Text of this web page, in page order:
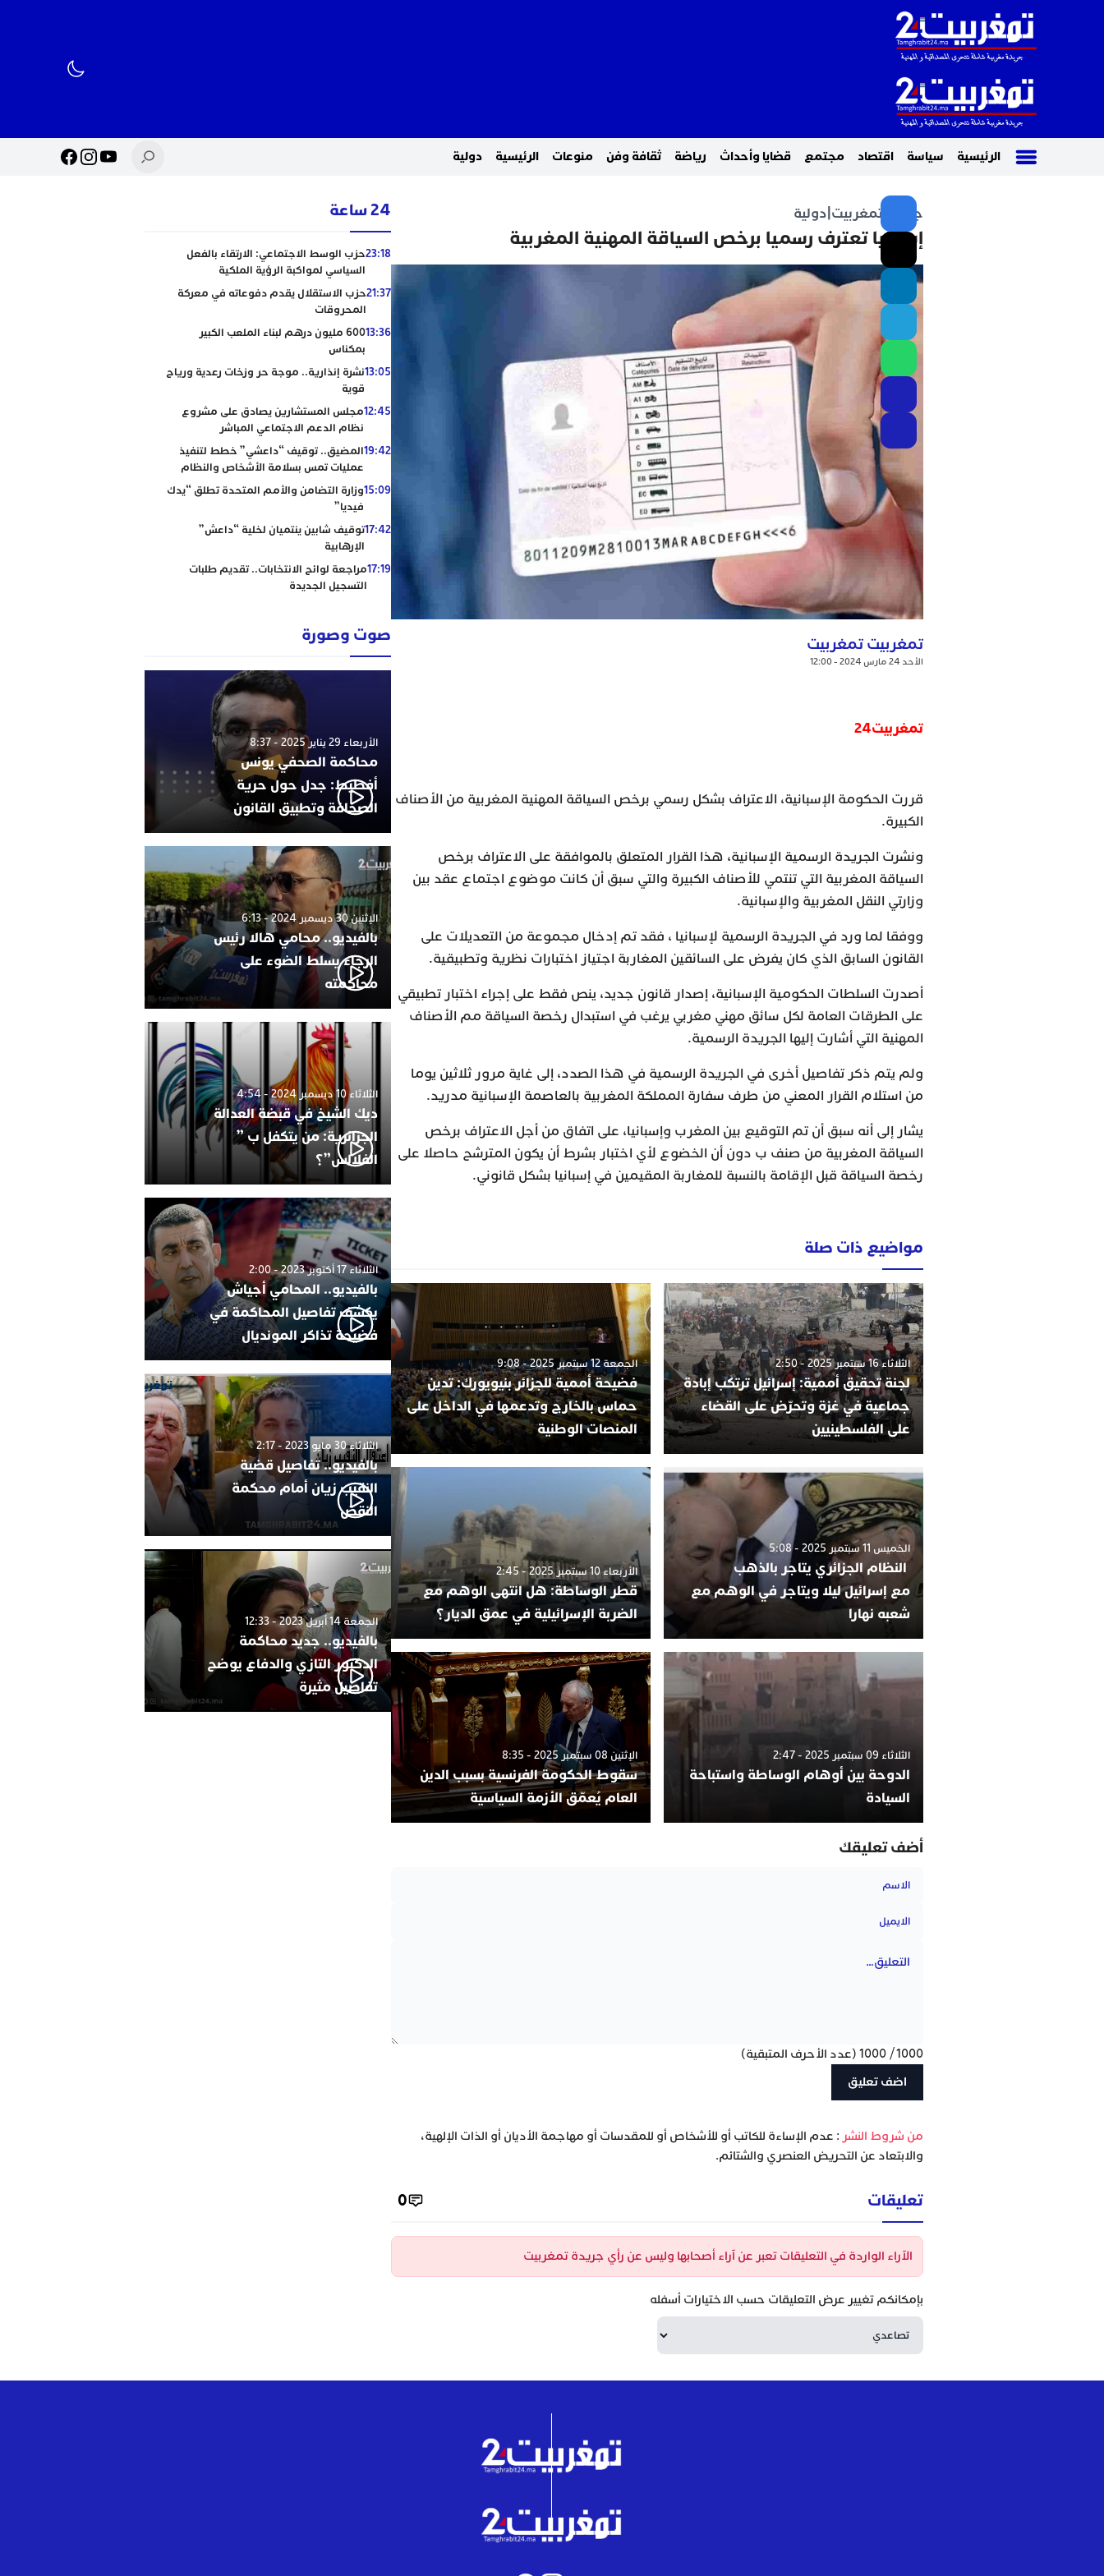
الرئيسية سياسة اقتصاد مجتمع قضايا وأحداث رياضة ثقافة وفن منوعات الرئيسية دولية
جريدة تمغربيت دولية
إسبانيا تعترف رسميا برخص السياقة المهنية المغربية
تمغربيت تمغربيت
الأحد 24 مارس 2024 - 12:00
تمغربيت24
قررت الحكومة الإسبانية، الاعتراف بشكل رسمي برخص السياقة المهنية المغربية من الأصناف
الكبيرة.
ونشرت الجريدة الرسمية الإسبانية، هذا القرار المتعلق بالموافقة على الاعتراف برخص
السياقة المغربية التي تنتمي للأصناف الكبيرة والتي سبق أن كانت موضوع اجتماع عقد بين
وزارتي النقل المغربية والإسبانية.
ووفقا لما ورد في الجريدة الرسمية لإسبانيا ، فقد تم إدخال مجموعة من التعديلات على
القانون السابق الذي كان يفرض على السائقين المغاربة اجتياز اختبارات نظرية وتطبيقية.
أصدرت السلطات الحكومية الإسبانية، إصدار قانون جديد، ينص فقط على إجراء اختبار تطبيقي
على الطرقات العامة لكل سائق مهني مغربي يرغب في استبدال رخصة السياقة مم الأصناف
المهنية التي أشارت إليها الجريدة الرسمية.
ولم يتم ذكر تفاصيل أخرى في الجريدة الرسمية في هذا الصدد، إلى غاية مرور ثلاثين يوما
من استلام القرار المعني من طرف سفارة المملكة المغربية بالعاصمة الإسبانية مدريد.
يشار إلى أنه سبق أن تم التوقيع بين المغرب وإسبانيا، على اتفاق من أجل الاعتراف برخص
السياقة المغربية من صنف ب دون أن الخضوع لأي اختبار بشرط أن يكون المترشح حاصلا على
رخصة السياقة قبل الإقامة بالنسبة للمغاربة المقيمين في إسبانيا بشكل قانوني.
مواضيع ذات صلة
الثلاثاء 16 سبتمبر 2025 - 2:50
لجنة تحقيق أممية: إسرائيل ترتكب إبادة
جماعية في غزة وتحرّض على القضاء
على الفلسطينيين
الجمعة 12 سبتمبر 2025 - 9:08
فضيحة أممية للجزائر بنيويورك: تدين
حماس بالخارج وتدعمها في الداخل على
المنصات الوطنية
الخميس 11 سبتمبر 2025 - 5:08
النظام الجزائري يتاجر بالذهب
مع إسرائيل ليلا ويتاجر في الوهم مع
شعبه نهارا
الأربعاء 10 سبتمبر 2025 - 2:45
قطر الوساطة: هل انتهى الوهم مع
الضربة الإسرائيلية في عمق الديار؟
الثلاثاء 09 سبتمبر 2025 - 2:47
الدوحة بين أوهام الوساطة واستباحة
السيادة
الإثنين 08 سبتمبر 2025 - 8:35
سقوط الحكومة الفرنسية بسبب الدين
العام يُعمّق الأزمة السياسية
أضف تعليقك
1000
/
1000 (عدد الأحرف المتبقية)
‫من شروط النشر : عدم الإساءة للكاتب أو للأشخاص أو للمقدسات أو مهاجمة الأديان أو الذات الإلهية،
والابتعاد عن التحريض العنصري والشتائم.
تعليقات 0
الآراء الواردة في التعليقات تعبر عن آراء أصحابها وليس عن رأي جريدة تمغربيت
بإمكانكم تغيير عرض التعليقات حسب الاختيارات أسفله
24 ساعة
23:18حزب الوسط الاجتماعي: الارتقاء بالفعل
السياسي لمواكبة الرؤية الملكية
21:37حزب الاستقلال يقدم دفوعاته في معركة
المحروقات
13:36
600 مليون درهم لبناء الملعب الكبير
بمكناس
13:05نشرة إنذارية.. موجة حر وزخات رعدية ورياح
قوية
12:45مجلس المستشارين يصادق على مشروع
نظام الدعم الاجتماعي المباشر
19:42المضيق.. توقيف “داعشي” خطط لتنفيذ
عمليات تمس بسلامة الأشخاص والنظام
15:09وزارة التضامن والأمم المتحدة تطلق “يدك
فيديا”
17:42توقيف شابين ينتميان لخلية “داعش”
الإرهابية
17:19مراجعة لوائح الانتخابات.. تقديم طلبات
التسجيل الجديدة
صوت وصورة
الأربعاء 29 يناير 2025 - 8:37
محاكمة الصحفي يونس
أفطيط: جدل حول حرية
الصحافة وتطبيق القانون
الإثنين 30 ديسمبر 2024 - 6:13
بالفيديو.. محامي هالا رئيس
الرجاء يسلط الضوء على
محاكمته
الثلاثاء 10 ديسمبر 2024 - 4:54
ديك الشيخ في قبضة العدالة
الجزائرية: من يتكفل ب ”
الفلالس”؟
الثلاثاء 17 أكتوبر 2023 - 2:00
بالفيديو.. المحامي أجياش
يكشف تفاصيل المحاكمة في
فضيحة تذاكر المونديال
الثلاثاء 30 مايو 2023 - 2:17
بالفيديو.. تفاصيل قضية
النقيب زيان أمام محكمة
النقض
الجمعة 14 أبريل 2023 - 12:33
بالفيديو.. جديد محاكمة
الدكتور التازي والدفاع يوضح
تفاصيل مثيرة